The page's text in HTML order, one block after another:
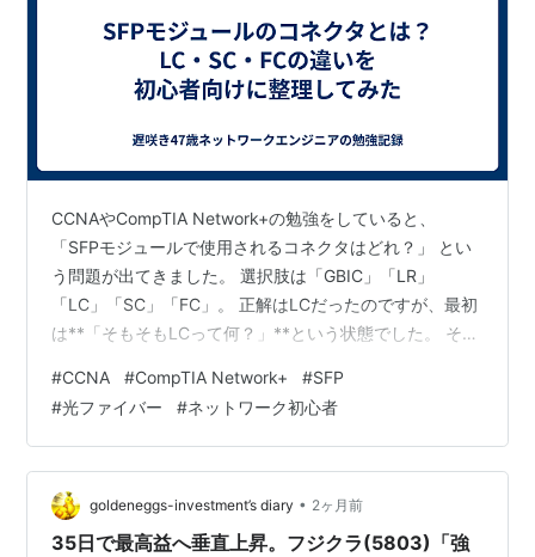
CCNAやCompTIA Network+の勉強をしていると、
「SFPモジュールで使用されるコネクタはどれ？」 とい
う問題が出てきました。 選択肢は「GBIC」「LR」
「LC」「SC」「FC」。 正解はLCだったのですが、最初
は**「そもそもLCって何？」**という状態でした。 そこ
コネクタ」などで調べながら、自分なりに理解した内容
を学習記録としてまとめます。 SFPモジュールとは？ ま
ず、自分が最初に混乱したのはSFPはコネクタではない
ということです。 私は最初、 「SFPってケーブルの先端
についているもの？」 くらいのイ…
#CCNA #CompTIA Network+ #SFP
#光ファイバー #ネットワーク初心者
goldeneggs-investment’s diary • 2ヶ月前
35日で最高益へ垂直上昇。フジクラ(5803)「強